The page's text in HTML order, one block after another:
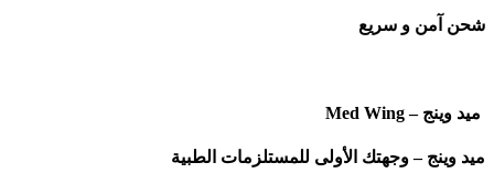
شحن آمن و سريع
ميد وينج – Med Wing
ميد وينج – وجهتك الأولى للمستلزمات الطبية